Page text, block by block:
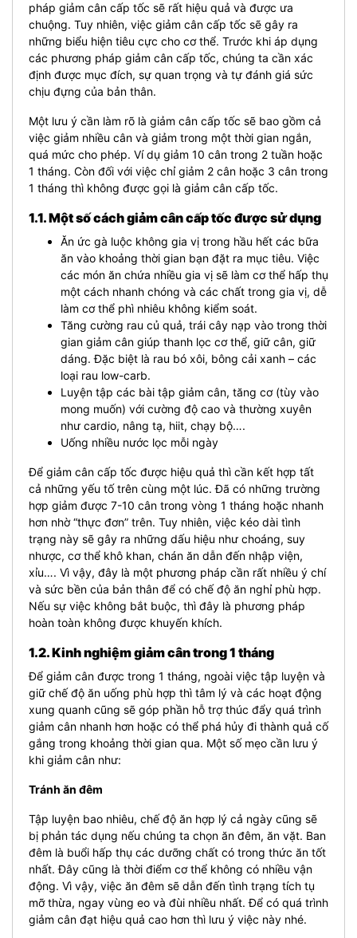
pháp giảm cân cấp tốc sẽ rất hiệu quả và được ưa
chuộng. Tuy nhiên, việc giảm cân cấp tốc sẽ gây ra
những biểu hiện tiêu cực cho cơ thể. Trước khi áp dụng
các phương pháp giảm cân cấp tốc, chúng ta cần xác
định được mục đích, sự quan trọng và tự đánh giá sức
chịu đựng của bản thân.
Một lưu ý cần làm rõ là giảm cân cấp tốc sẽ bao gồm cả
việc giảm nhiều cân và giảm trong một thời gian ngắn,
quá mức cho phép. Ví dụ giảm 10 cân trong 2 tuần hoặc
1 tháng. Còn đối với việc chỉ giảm 2 cân hoặc 3 cân trong
1 tháng thì không được gọi là giảm cân cấp tốc.
1.1. Một số cách giảm cân cấp tốc được sử dụng
Ăn ức gà luộc không gia vị trong hầu hết các bữa
ăn vào khoảng thời gian bạn đặt ra mục tiêu. Việc
các món ăn chứa nhiều gia vị sẽ làm cơ thể hấp thụ
một cách nhanh chóng và các chất trong gia vị, dễ
làm cơ thể phì nhiêu không kiểm soát.
Tăng cường rau củ quả, trái cây nạp vào trong thời
gian giảm cân giúp thanh lọc cơ thể, giữ cân, giữ
dáng. Đặc biệt là rau bó xôi, bông cải xanh – các
loại rau low-carb.
Luyện tập các bài tập giảm cân, tăng cơ (tùy vào
mong muốn) với cường độ cao và thường xuyên
như cardio, nâng tạ, hiit, chạy bộ….
Uống nhiều nước lọc mỗi ngày
Để giảm cân cấp tốc được hiệu quả thì cần kết hợp tất
cả những yếu tố trên cùng một lúc. Đã có những trường
hợp giảm được 7-10 cân trong vòng 1 tháng hoặc nhanh
hơn nhờ “thực đơn” trên. Tuy nhiên, việc kéo dài tình
trạng này sẽ gây ra những dấu hiệu như choáng, suy
nhược, cơ thể khô khan, chán ăn dẫn đến nhập viện,
xỉu…. Vì vậy, đây là một phương pháp cần rất nhiều ý chí
và sức bền của bản thân để có chế độ ăn nghỉ phù hợp.
Nếu sự việc không bắt buộc, thì đây là phương pháp
hoàn toàn không được khuyến khích.
1.2. Kinh nghiệm giảm cân trong 1 tháng
Để giảm cân được trong 1 tháng, ngoài việc tập luyện và
giữ chế độ ăn uống phù hợp thì tâm lý và các hoạt động
xung quanh cũng sẽ góp phần hỗ trợ thúc đẩy quá trình
giảm cân nhanh hơn hoặc có thể phá hủy đi thành quả cố
gắng trong khoảng thời gian qua. Một số mẹo cần lưu ý
khi giảm cân như:
Tránh ăn đêm
Tập luyện bao nhiêu, chế độ ăn hợp lý cả ngày cũng sẽ
bị phản tác dụng nếu chúng ta chọn ăn đêm, ăn vặt. Ban
đêm là buổi hấp thụ các dưỡng chất có trong thức ăn tốt
nhất. Đây cũng là thời điểm cơ thể không có nhiều vận
động. Vì vậy, việc ăn đêm sẽ dẫn đến tình trạng tích tụ
mỡ thừa, ngay vùng eo và đùi nhiều nhất. Để có quá trình
giảm cân đạt hiệu quả cao hơn thì lưu ý việc này nhé.